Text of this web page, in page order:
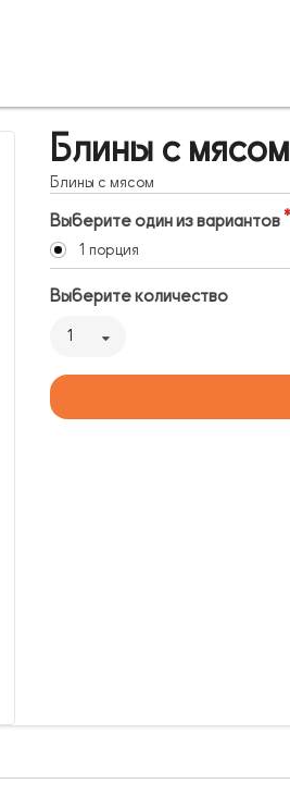
Блины с мясом
Блины с мясом
Выберите один из вариантов
1 порция
Выберите количество
1